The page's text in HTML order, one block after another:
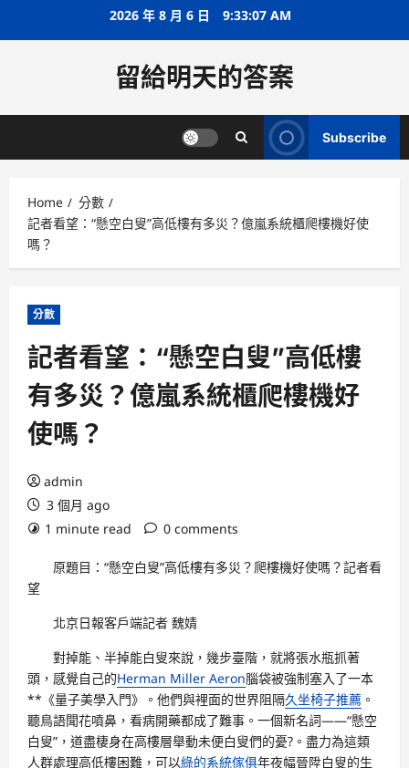
2026 年 8 月 6 日 9:33:08 AM
留給明天的答案
Subscribe
Home
分數
記者看望：“懸空白叟”高低樓有多災？億嵐系統櫃爬樓機好使
嗎？
分數
記者看望：“懸空白叟”高低樓
有多災？億嵐系統櫃爬樓機好
使嗎？
admin
3 個月 ago
1 minute read
0 comments
原題目：“懸空白叟”高低樓有多災？爬樓機好使嗎？記者看
望
北京日報客戶端記者 魏婧
對掉能、半掉能白叟來說，幾步臺階，就將張水瓶抓著
頭，感覺自己的Herman Miller Aeron腦袋被強制塞入了一本
**《量子美學入門》。他們與裡面的世界阻隔久坐椅子推薦 。
聽鳥語聞花噴鼻，看病開藥都成了難事。一個新名詞——“懸空
白叟”，道盡棲身在高樓層舉動未便白叟們的憂?。盡力為這類
人群處理高低樓困難，可以綠的系統傢俱年夜幅晉陞白叟的生